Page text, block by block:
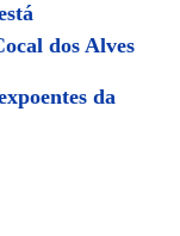
dos Alves
da